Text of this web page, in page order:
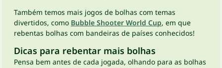
Também temos mais jogos de bolhas com temas
divertidos, como Bubble Shooter World Cup, em que
rebentas bolhas com bandeiras de países conhecidos!
Dicas para rebentar mais bolhas
Pensa bem antes de cada jogada, olhando para as bolhas